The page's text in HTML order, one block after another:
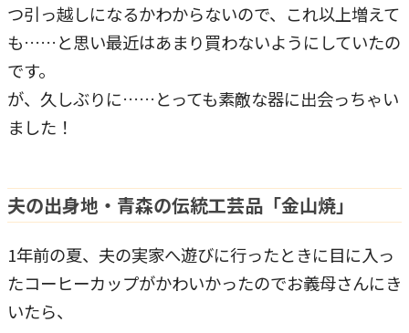
つ引っ越しになるかわからないので、これ以上増えて
も……と思い最近はあまり買わないようにしていたの
です。
が、久しぶりに……とっても素敵な器に出会っちゃい
ました！
夫の出身地・青森の伝統工芸品「金山焼」
1年前の夏、夫の実家へ遊びに行ったときに目に入っ
たコーヒーカップがかわいかったのでお義母さんにき
いたら、